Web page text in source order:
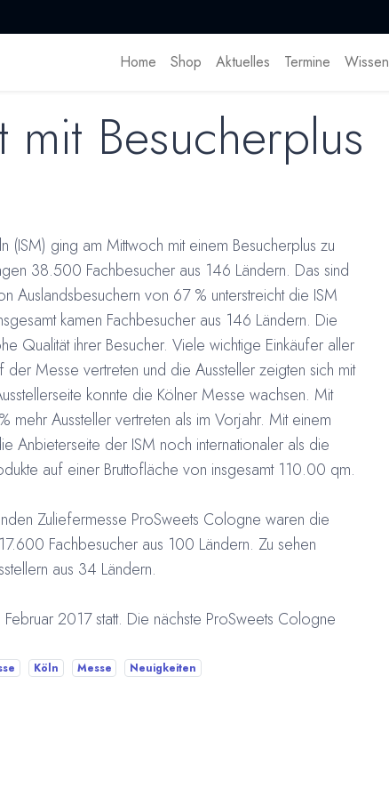
Home Shop Aktuelles Termine Wissen
Besucherplus
(ISM) ging am Mittwoch mit einem Besucherplus zu
38.500 Fachbesucher aus 146 Ländern. Das sind
Auslandsbesuchern von 67 % unterstreicht die ISM
kamen Fachbesucher aus 146 Ländern. Die
Qualität ihrer Besucher. Viele wichtige Einkäufer aller
Messe vertreten und die Aussteller zeigten sich mit
konnte die Kölner Messe wachsen. Mit
Aussteller vertreten als im Vorjahr. Mit einem
Anbieterseite der ISM noch internationaler als die
auf einer Bruttofläche von insgesamt 110.00 qm.
Zuliefermesse ProSweets Cologne waren die
Fachbesucher aus 100 Ländern. Zu sehen
aus 34 Ländern.
2017 statt. Die nächste ProSweets Cologne
Köln Messe Neuigkeiten